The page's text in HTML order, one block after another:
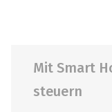
Mit Smart
steuern